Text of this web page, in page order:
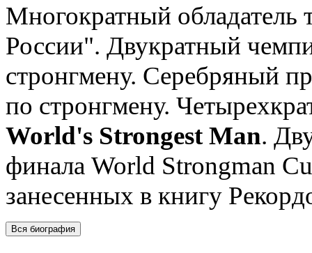
Многократный
России". Двукратный
стронгмену. Серебряный
по стронгмену.
World's Strongest Man.
финала World Strongman
занесенных в книгу
Вся биография